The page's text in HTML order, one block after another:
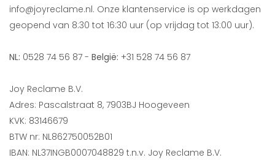
info@joyreclame.nl. Onze klantenservice is op werkdagen
geopend van 8:30 tot 16:30 uur (op vrijdag tot 13:00 uur).
NL: 0528 74 56 87 - België: +31 528 74 56 87
Joy Reclame B.V.
Adres: Pascalstraat 8, 7903BJ Hoogeveen
KVK: 83146679
BTW nr: NL862750052B01
IBAN: NL37INGB0007048829 t.n.v. Joy Reclame B.V.